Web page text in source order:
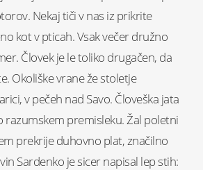
Nekaj tiči v nas iz prikrite
kot v pticah. Vsak večer družno
Človek je le toliko drugačen, da
Okoliške vrane že stoletje
v pečeh nad Savo. Človeška jata
razumskem premisleku. Žal poletni
prekrije duhovno plat, značilno
Sardenko je sicer napisal lep stih: